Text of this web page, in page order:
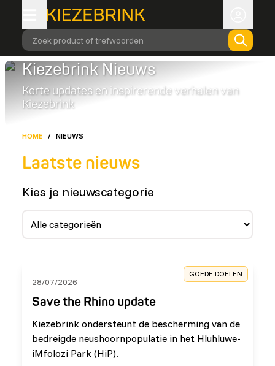
Zoek product of trefwoorden
Kiezebrink Nieuws
Korte updates en inspirerende verhalen van
Kiezebrink
HOME / NIEUWS
Laatste nieuws
Kies je nieuwscategorie
GOEDE DOELEN
28/07/2026
Save the Rhino update
Kiezebrink ondersteunt de bescherming van de
bedreigde neushoornpopulatie in het Hluhluwe-
iMfolozi Park (HiP).